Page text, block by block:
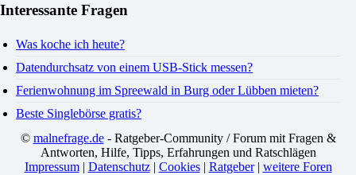
Interessante Fragen
Was koche ich heute?
Datendurchsatz von einem USB-Stick messen?
Ferienwohnung im Spreewald in Burg oder Lübben mieten?
Beste Singlebörse gratis?
© malnefrage.de- Ratgeber-Community / Forum mit Fragen &
Antworten, Hilfe, Tipps, Erfahrungen und Ratschlägen
Impressum| Datenschutz| Cookies| Ratgeber| weitere Foren